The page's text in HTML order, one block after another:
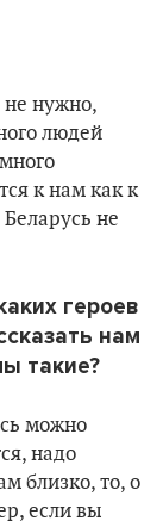
не нужно,
людей
к нам как к
не
героев
нам
такие?
можно
надо
близко, то, о
если вы